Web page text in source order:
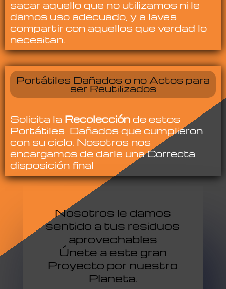
sacar aquello que no utilizamos ni le
damos uso adecuado, y a laves
compartir con aquellos que verdad lo
necesitan.
Portátiles Dañados o no Actos para
ser Reutilizados
Solicita la Recolección de estos
Portátiles Dañados que cumplieron
con su ciclo. Nosotros nos
encargamos de darle una Correcta
disposición final
Nosotros le damos
sentido a tus residuos
aprovechables
Únete a este gran
Proyecto por nuestro
Planeta.